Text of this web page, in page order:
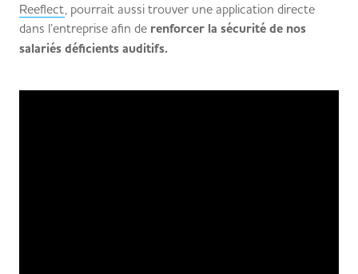
Reeflect, pourrait aussi trouver une application directe
dans l’entreprise afin de renforcer la sécurité de nos
salariés déficients auditifs.